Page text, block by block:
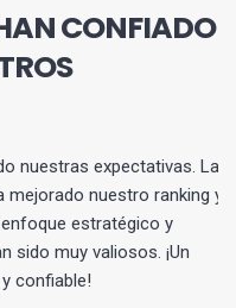
CONFIADO
nuestras expectativas. La
nuestro ranking y
estratégico y
muy valiosos. ¡Un
confiable!